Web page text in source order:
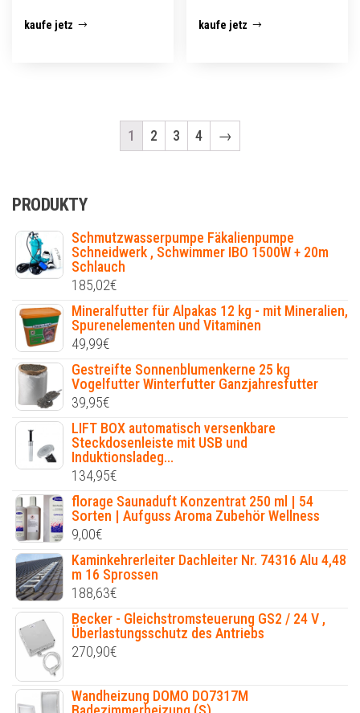
kaufe jetz kaufe jetz
1 2 3 4 →
PRODUKTY
Schmutzwasserpumpe Fäkalienpumpe
Schneidwerk , Schwimmer IBO 1500W + 20m
Schlauch
185,02€
Mineralfutter für Alpakas 12 kg - mit Mineralien,
Spurenelementen und Vitaminen
49,99€
Gestreifte Sonnenblumenkerne 25 kg
Vogelfutter Winterfutter Ganzjahresfutter
39,95€
LIFT BOX automatisch versenkbare
Steckdosenleiste mit USB und
Induktionsladeg...
134,95€
florage Saunaduft Konzentrat 250 ml | 54
Sorten | Aufguss Aroma Zubehör Wellness
9,00€
Kaminkehrerleiter Dachleiter Nr. 74316 Alu 4,48
m 16 Sprossen
188,63€
Becker - Gleichstromsteuerung GS2 / 24 V ,
Überlastungsschutz des Antriebs
270,90€
Wandheizung DOMO DO7317M